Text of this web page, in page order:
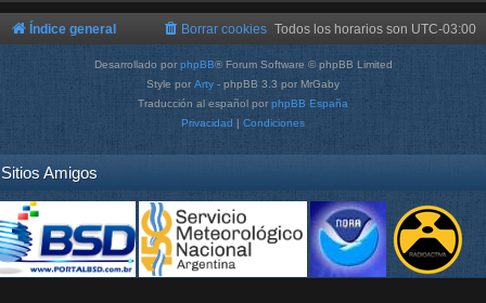
Índice general Todos los horarios son UTC-03:00
Borrar cookies
Desarrollado por phpBB® Forum Software © phpBB Limited
Style por Arty - phpBB 3.3 por MrGaby
Traducción al español por phpBB España
Privacidad | Condiciones
Sitios Amigos